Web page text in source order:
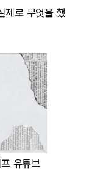
제로 무엇을 했
유튜브